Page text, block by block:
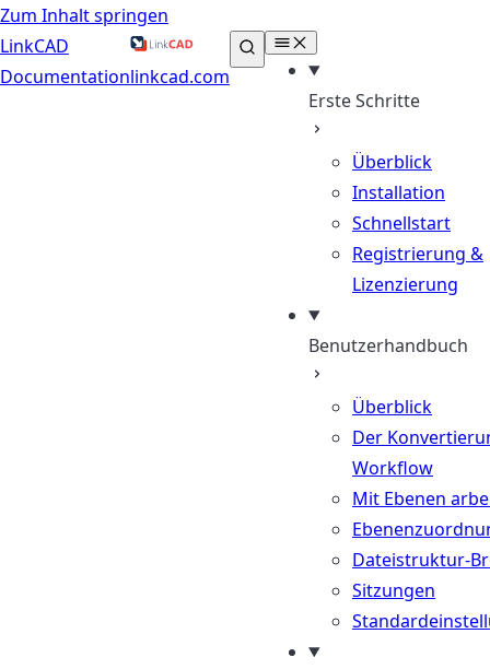
Zum Inhalt springen
LinkCAD
Documentationlinkcad.com
Erste Schritte
Überblick
Installation
Schnellstart
Registrierung &
Lizenzierung
Benutzerhandbuch
Überblick
Der
Workflow
Mit Ebenen
Dateistruktur-
Sitzungen